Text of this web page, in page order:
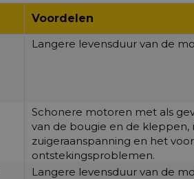
Voordelen
Langere levensduur van de
Schonere motoren met als
van de bougie en de
zuigeraanspanning en het
ontstekingsproblemen.
Langere levensduur van de